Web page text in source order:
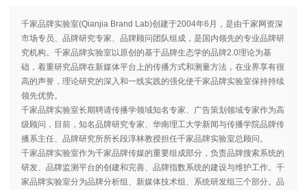
千家品牌实验室(Qianjia Brand Lab)创建于2004年6月，是由千家网资深
市场专员、品牌研究专家、品牌顾问团队组成，是国内领先的专业品牌研
究机构。千家品牌实验室以原创的基于品牌生态学的品牌2.0理论为基
础，着重研究品牌在新媒体平台上的传播方式和测量方法，在业界享有很
高的声誉，理论研究的深入和一线实践的强化使千家品牌实验室保持持续
领先优势。
千家品牌实验室长期聘请传播学领域知名专家、广告策划领域专家作为高
级顾问，目前，知名品牌研究专家、华南理工大学新闻与传播学院品牌传
播系主任、品牌研究所所长段淳林教授担任千家品牌实验室总顾问。
千家品牌实验室作为千家品牌传媒的重要组成部分，负责品牌搜索系统的
研发、品牌监测平台的创建和完善、品牌指数系统的建设与维护工作。千
家品牌实验室分为品牌分析组、新媒体技术组、系统研发组三个部分。品